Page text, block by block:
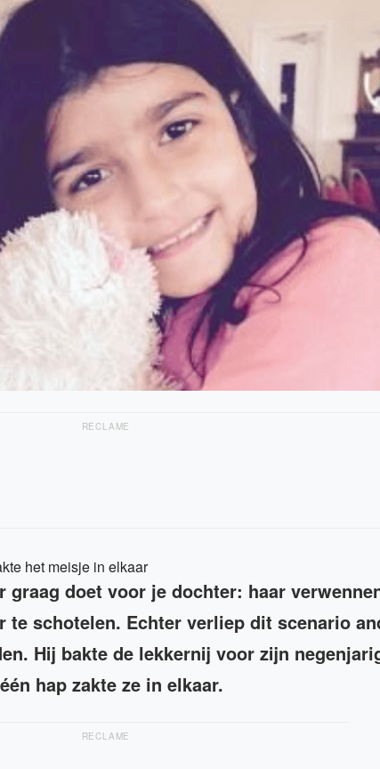
RECLAME
het meisje in elkaar
graag doet voor je dochter: haar
te schotelen. Echter verliep dit scenario
Hij bakte de lekkernij voor zijn
hap zakte ze in elkaar.
RECLAME